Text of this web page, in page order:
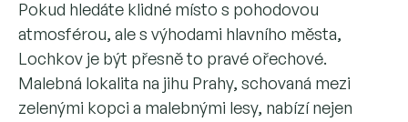
Pokud hledáte klidné místo s pohodovou
atmosférou, ale s výhodami hlavního města,
Lochkov je být přesně to pravé ořechové.
Malebná lokalita na jihu Prahy, schovaná mezi
zelenými kopci a malebnými lesy, nabízí nejen